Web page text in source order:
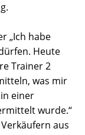
„Ich habe
Heute
Trainer 2
was mir
einer
wurde.“
aus